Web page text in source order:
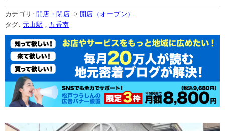
カテゴリ: 開店・閉店 > 開店（オープン）
タグ: 元山駅 ,五香南